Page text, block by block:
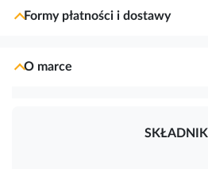
Formy płatności i dostawy
O marce
SKŁADNIKI